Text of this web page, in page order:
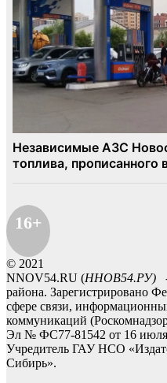
16+
© 2021
NNOV54.RU (ННОВ54.РУ)
района. Зарегистрировано
сфере связи,
коммуникаций
Эл № ФС77-81542 от 16 июля
Учредитель ГАУ НСО
Сибирь».